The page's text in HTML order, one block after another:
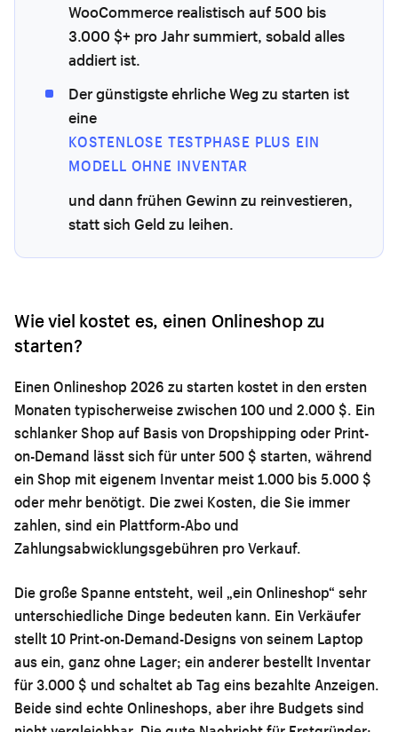
WooCommerce realistisch auf 500 bis
3.000 $+ pro Jahr summiert, sobald alles
addiert ist.
Der günstigste ehrliche Weg zu starten ist
eine
KOSTENLOSE TESTPHASE PLUS EIN
MODELL OHNE INVENTAR
und dann frühen Gewinn zu reinvestieren,
statt sich Geld zu leihen.
Wie viel kostet es, einen Onlineshop zu
starten?
Einen Onlineshop 2026 zu starten kostet in den ersten
Monaten typischerweise zwischen 100 und 2.000 $. Ein
schlanker Shop auf Basis von Dropshipping oder Print-
on-Demand lässt sich für unter 500 $ starten, während
ein Shop mit eigenem Inventar meist 1.000 bis 5.000 $
oder mehr benötigt. Die zwei Kosten, die Sie immer
zahlen, sind ein Plattform-Abo und
Zahlungsabwicklungsgebühren pro Verkauf.
Die große Spanne entsteht, weil „ein Onlineshop“ sehr
unterschiedliche Dinge bedeuten kann. Ein Verkäufer
stellt 10 Print-on-Demand-Designs von seinem Laptop
aus ein, ganz ohne Lager; ein anderer bestellt Inventar
für 3.000 $ und schaltet ab Tag eins bezahlte Anzeigen.
Beide sind echte Onlineshops, aber ihre Budgets sind